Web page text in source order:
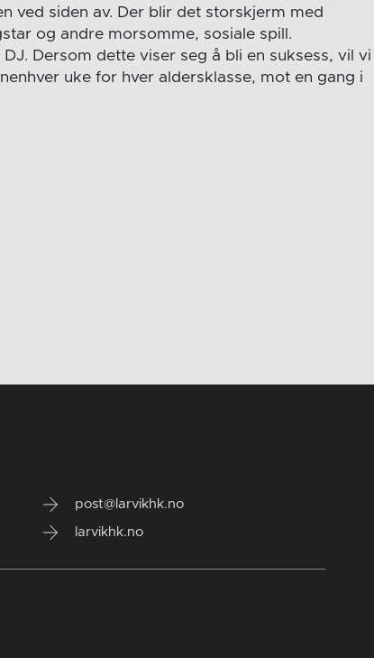
ved siden av. Der blir det storskjerm med
og andre morsomme, sosiale spill.
Dersom dette viser seg å bli en suksess, vil vi
uke for hver aldersklasse, mot en gang i
post@larvikhk.no
larvikhk.no